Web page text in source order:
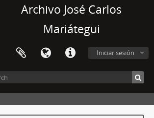
Archivo José Carlos
Mariátegui
Iniciar sesión